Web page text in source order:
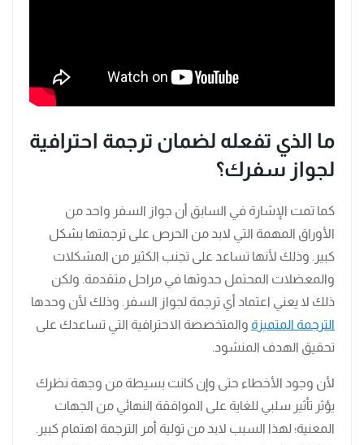
ما الذي تفعله لضمان ترجمة احترافية
لجواز سفرك؟
كما تمت الإشارة في السابق أن جواز السفر واحد من
الأوراق المهمة التي لابد من الحرص على ترجمتها بشكل
كبير. وذلك لأنها تساعد على تجنب الكثير من المشكلات
والمعضلات المحتمل حدوثها في مراحل متقدمة. ولكن
ذلك لا يعني اعتماد أي ترجمة لجواز السفر. وذلك لأن وحدها
الترجمة المتميزة والمتخصصة الاحترافية التي تساعدك على
تحقيق الهدف المنشود.
لأن وجود الأخطاء حتى وإن كانت بسيطة من وجهة نظرك
يؤثر تأثير سلبي للغاية على الموافقة النهائي من الجهات
المعنية؛ لهذا السبب لابد من تولية أمر الترجمة اهتمام كبير.